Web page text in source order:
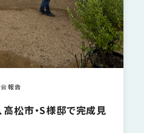
報告
、高松市・S様邸で完成見